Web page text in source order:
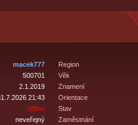
macek777
500701
2.1.2019
21:43
offline
neveřejný
Region
Věk
Znamení
Orientace
Stav
Zaměstnání